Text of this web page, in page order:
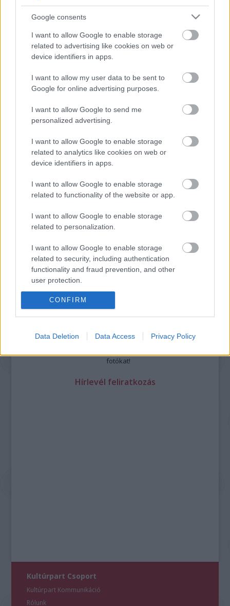
Google consents
I want to allow Google to enable storage
related to advertising like cookies on web or
device identifiers in apps.
I want to allow my user data to be sent to
Google for online advertising purposes.
I want to allow Google to send me
personalized advertising.
I want to allow Google to enable storage
related to analytics like cookies on web or
device identifiers in apps.
I want to allow Google to enable storage
related to functionality of the website or app.
I want to allow Google to enable storage
related to personalization.
I want to allow Google to enable storage
related to security, including authentication
functionality and fraud prevention, and other
user protection.
CONFIRM
Data Deletion Data Access Privacy Policy
„NEM TÖBB EZER EMBERRE UTAZUNK, HANEM
EGY VÁLOGATOTT TÁRSASÁGRA”
A bejegyzés trackback címe:
Kommentek:
A hozzászólások avonatkozó jogszabályok
nem vállal, azokat nem ellenőrzi. Kifogás esetén forduljon a blog szerkesztőjéhez.
Részletek aFelhasználási feltételekbenés azadatvédelmi tájékoztatóban
Legolvasottabb
Megdöbbentő fotók a néptelen fővárosról
Top 10: ezek a legjobb szerelmes filmek
A 10 legütősebb drogos film
Megjöttek a meztelen hősnők
Meztelenség és anatómia
A forradalom egy holland fotós szemével
Meztelen fővárosiak
Készülőben a nagy meztelen album
fotókat!
Hírlevél feliratkozás
Kultúrpart Csoport
Kultúrpart Kommunikáció
Rólunk